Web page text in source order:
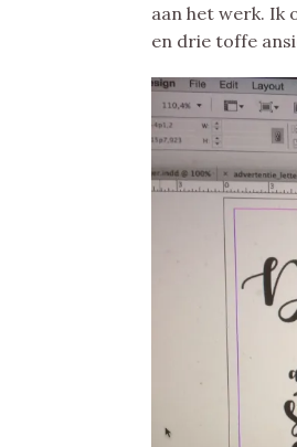
aan het werk. Ik
en drie toffe